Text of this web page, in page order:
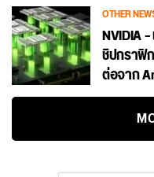
OTHER
NVIDIA
ชิปกราฟิ
ต่อจาก